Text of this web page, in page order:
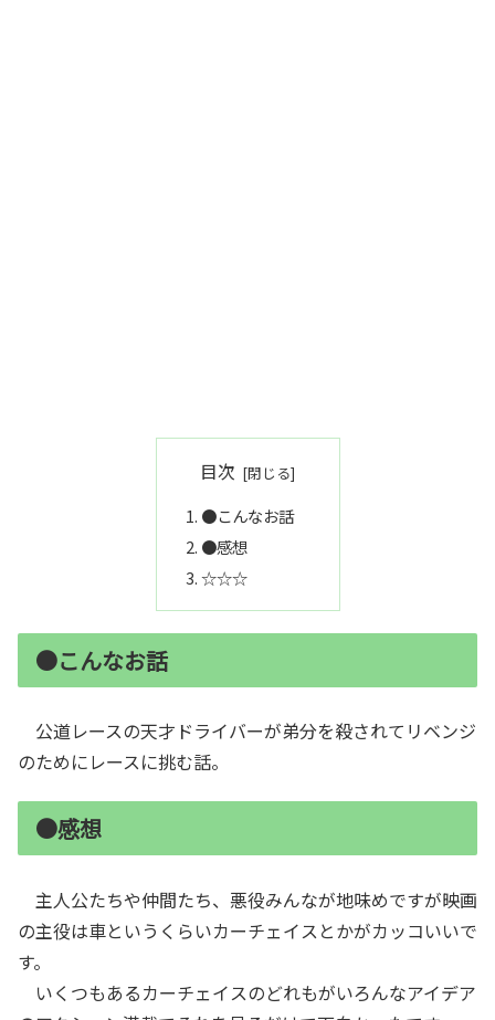
目次
●こんなお話
●感想
☆☆☆
●こんなお話
公道レースの天才ドライバーが弟分を殺されてリベンジ
のためにレースに挑む話。
●感想
主人公たちや仲間たち、悪役みんなが地味めですが映画
の主役は車というくらいカーチェイスとかがカッコいいで
す。
いくつもあるカーチェイスのどれもがいろんなアイデア